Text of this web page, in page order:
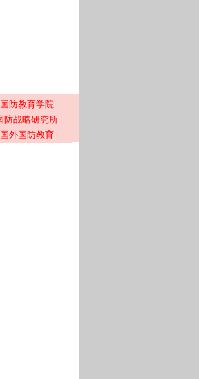
国防教育学院
防战略研究所
国外国防教育